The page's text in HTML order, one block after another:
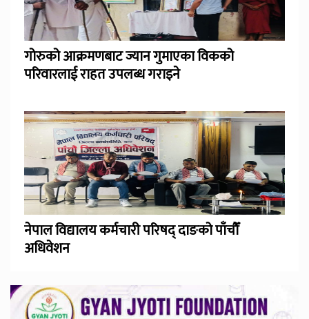
गोरुको आक्रमणबाट ज्यान गुमाएका विकको
परिवारलाई राहत उपलब्ध गराइने
नेपाल विद्यालय कर्मचारी परिषद् दाङको पाँचौँ
अधिवेशन